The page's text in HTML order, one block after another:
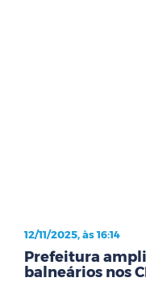
12/11/2025, às 16:14
Prefeitura
balneários nos